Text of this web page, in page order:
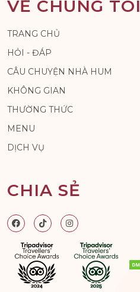
VỀ CHÚNG TÔI
TRANG CHỦ
HỎI - ĐÁP
CÂU CHUYỆN NHÀ HUM
KHÔNG GIAN
THƯỜNG THỨC
MENU
DỊCH VỤ
CHIA SẺ